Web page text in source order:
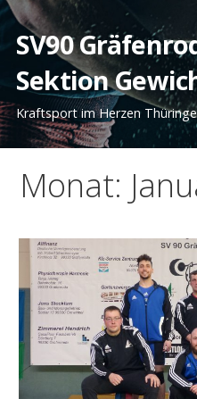
Zum
Inhalt
springen
SV90
Sektion
Kraftsport im Herzen
Monat: